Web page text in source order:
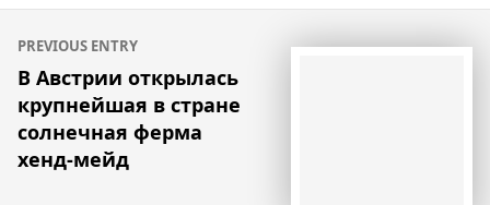
Навигация
по
записям
PREVIOUS ENTRY
В Австрии открылась
крупнейшая в стране
солнечная ферма
хенд-мейд